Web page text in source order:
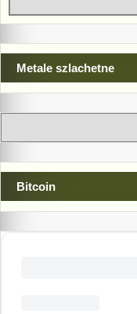
Metale szlachetne
Bitcoin